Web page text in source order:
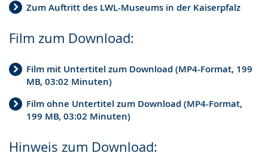
Zum Auftritt des LWL-Museums in der Kaiserpfalz
Film zum Download:
Film mit Untertitel zum Download (MP4-Format, 199
MB, 03:02 Minuten)
Film ohne Untertitel zum Download (MP4-Format,
199 MB, 03:02 Minuten)
Hinweis zum Download: